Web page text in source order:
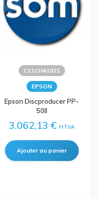
C11CH41021
EPSON
Epson Discproducer PP-
50II
3.062,13 € HTVA